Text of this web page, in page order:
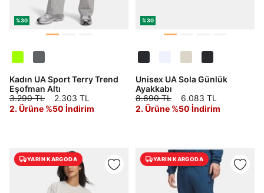
%30
Kadın UA Sport Terry Trend
Eşofman Altı
3.290 TL
2.303 TL
2. Ürüne %50 İndirim
%30
Unisex UA Sola Günlük
Ayakkabı
8.690 TL
6.083 TL
2. Ürüne %50 İndirim
YARIN KARGODA YARIN KARGODA